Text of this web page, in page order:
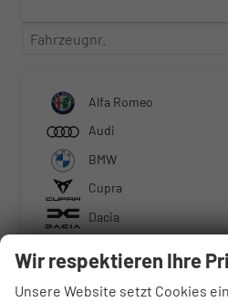
Fahrzeugnr.
Alfa Romeo
Audi
BMW
Cupra
Dacia
Wir respektieren Ihre
Unsere Website setzt Cookies